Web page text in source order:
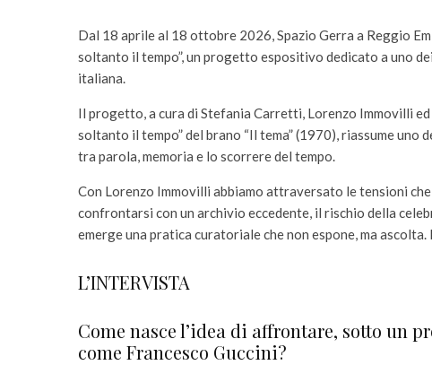
Dal 18 aprile al 18 ottobre 2026, Spazio Gerra a Reggio
soltanto il tempo”, un progetto espositivo dedicato a uno
italiana.
Il progetto, a cura di Stefania Carretti, Lorenzo Immovilli
soltanto il tempo” del brano “Il tema” (1970), riassume
tra parola, memoria e lo scorrere del tempo.
Con Lorenzo Immovilli abbiamo attraversato le tensioni
confrontarsi con un archivio eccedente, il rischio della
emerge una pratica curatoriale che non espone, ma
L’INTERVISTA
Come nasce l’idea di affrontare, sotto un
come Francesco Guccini?